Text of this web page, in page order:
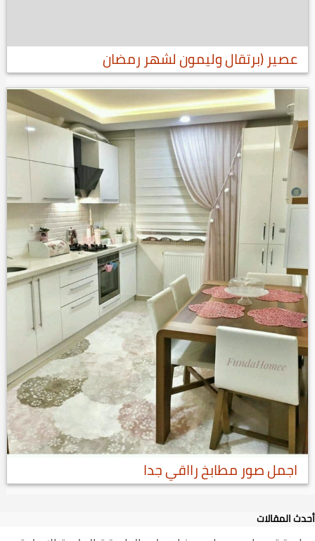
عصير (برتقال وليمون لشهر رمضان
اجمل صور مطابخ رااقي جدا
أحدث المقالات